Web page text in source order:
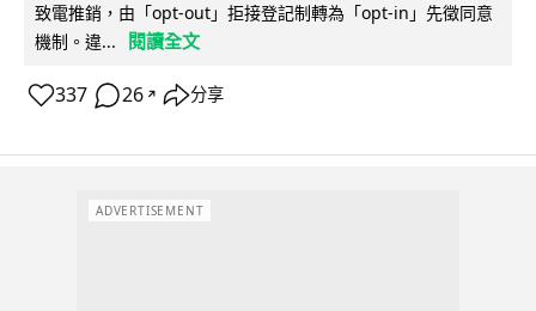
致電推銷，由「opt-out」拒接登記制轉為「opt-in」先徵同意
機制。違...
閱讀全文
337 26 ↗ 分享
ADVERTISEMENT